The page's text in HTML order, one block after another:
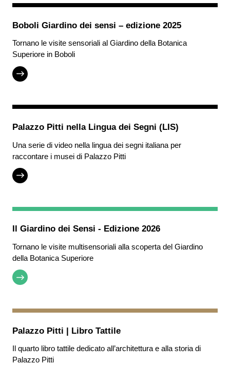
Boboli Giardino dei sensi – edizione 2025
Tornano le visite sensoriali al Giardino della Botanica
Superiore in Boboli
Palazzo Pitti nella Lingua dei Segni (LIS)
Una serie di video nella lingua dei segni italiana per
raccontare i musei di Palazzo Pitti
Il Giardino dei Sensi - Edizione 2026
Tornano le visite multisensoriali alla scoperta del Giardino
della Botanica Superiore
Palazzo Pitti | Libro Tattile
Il quarto libro tattile dedicato all’architettura e alla storia di
Palazzo Pitti